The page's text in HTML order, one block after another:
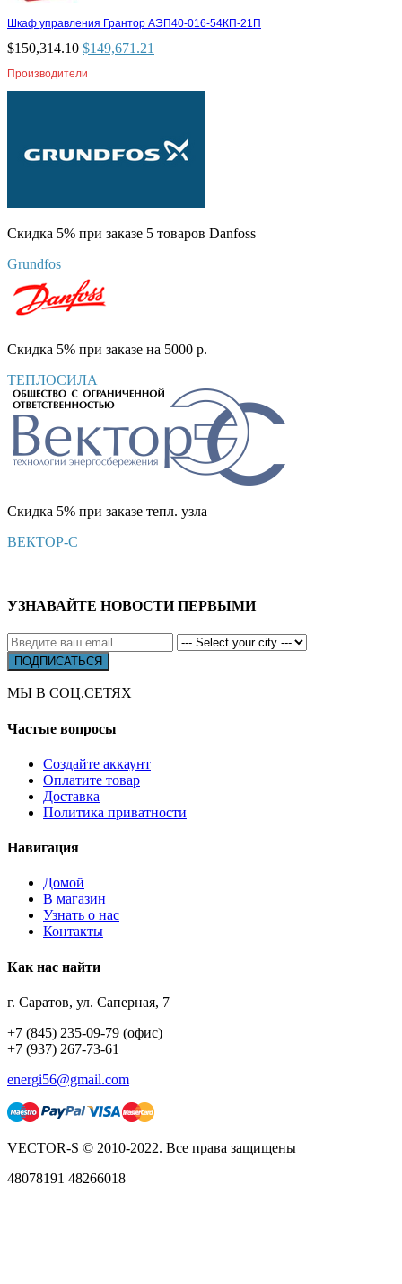
Шкаф управления Грантор АЭП40-016-54КП-21П
$150,314.10 $149,671.21
Производители
Скидка 5% при заказе 5 товаров Danfoss
Grundfos
Скидка 5% при заказе на 5000 р.
ТЕПЛОСИЛА
Скидка 5% при заказе тепл. узла
ВЕКТОР-С
УЗНАВАЙТЕ НОВОСТИ ПЕРВЫМИ
МЫ В СОЦ.СЕТЯХ
Частые вопросы
Создайте аккаунт
Оплатите товар
Доставка
Политика приватности
Навигация
Домой
В магазин
Узнать о нас
Контакты
Как нас найти
г. Саратов, ул. Саперная, 7
+7 (845) 235-09-79 (офис)
+7 (937) 267-73-61
energi56@gmail.com
VECTOR-S © 2010-2022. Все права защищены
48078191 48266018